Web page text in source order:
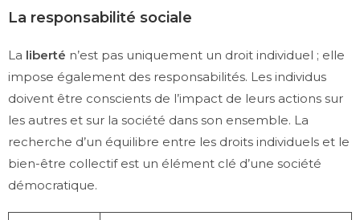
La responsabilité sociale
La liberté n’est pas uniquement un droit individuel ; elle
impose également des responsabilités. Les individus
doivent être conscients de l’impact de leurs actions sur
les autres et sur la société dans son ensemble. La
recherche d’un équilibre entre les droits individuels et le
bien-être collectif est un élément clé d’une société
démocratique.